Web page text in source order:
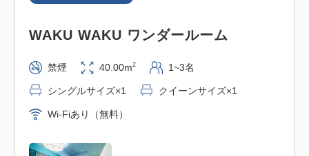
WAKU WAKU ワンダールーム
禁煙 40.00m2 1~3名
シングルサイズ×1 クイーンサイズ×1
Wi-Fiあり（無料）